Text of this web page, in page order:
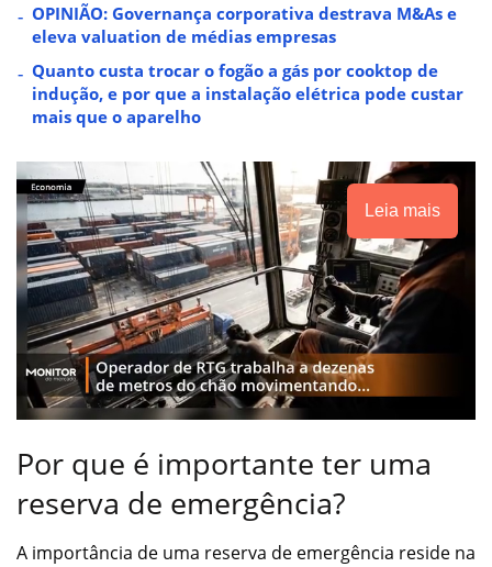
OPINIÃO: Governança corporativa destrava M&As e
eleva valuation de médias empresas
Quanto custa trocar o fogão a gás por cooktop de
indução, e por que a instalação elétrica pode custar
mais que o aparelho
Leia mais
Por que é importante ter uma
reserva de emergência?
A importância de uma reserva de emergência reside na